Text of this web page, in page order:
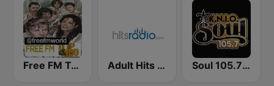
Free FM Top 100 USA Adult Hits - Hits Radio Soul 105.7 FM